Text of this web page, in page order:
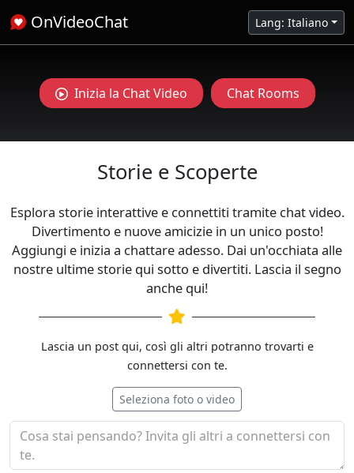
OnVideoChat Lang: Italiano
Inizia la Chat Video Chat Rooms
Storie e Scoperte
Esplora storie interattive e connettiti tramite chat video.
Divertimento e nuove amicizie in un unico posto!
Aggiungi e inizia a chattare adesso. Dai un'occhiata alle
nostre ultime storie qui sotto e divertiti. Lascia il segno
anche qui!
Lascia un post qui, così gli altri potranno trovarti e
connettersi con te.
Seleziona foto o video